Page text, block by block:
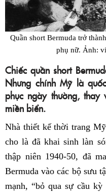
Quần short Bermuda trở
phụ nữ. Ảnh:
Chiếc quần short
Nhưng chính Mỹ là
phục ngày thường,
miền biển.
Nhà thiết kế thời trang
cho là đã khai sinh làn
thập niên 1940-50, đã
Bermuda vào các bộ sưu
mạnh, “bỏ qua sự cầu